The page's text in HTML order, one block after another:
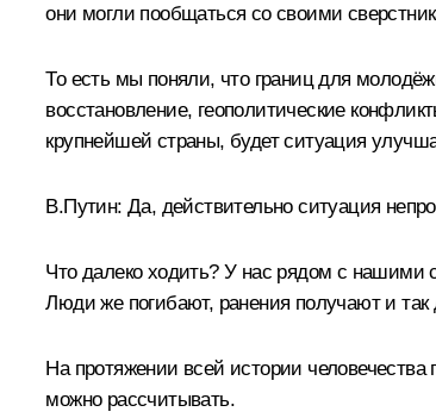
они могли пообщаться со своими
То есть мы поняли, что границ для
восстановление, геополитические
крупнейшей страны, будет ситуация
В.Путин: Да, действительно ситуация
Что далеко ходить? У нас рядом с нашими
Люди же погибают, ранения получают и
На протяжении всей истории человечества
можно рассчитывать.